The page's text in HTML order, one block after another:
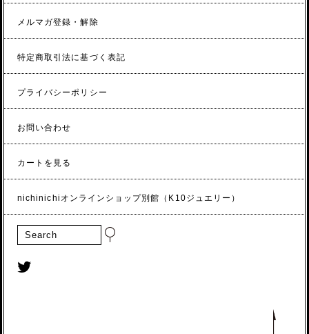
メルマガ登録・解除
特定商取引法に基づく表記
プライバシーポリシー
お問い合わせ
カートを見る
nichinichiオンラインショップ別館（K10ジュエリー）